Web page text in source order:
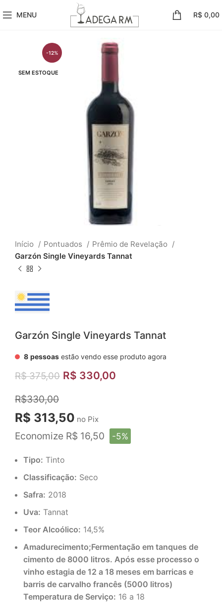
MENU R$ 0,00
-12%
SEM ESTOQUE
Início Pontuados
Prêmio de Revelação
Garzón Single Vineyards Tannat
Garzón Single Vineyards Tannat
8 pessoas estão vendo esse produto agora
R$375,00 R$ 330,00
R$330,00
R$ 313,50 no Pix
Economize R$ 16,50 -5%
Tipo: Tinto
Classificação: Seco
Safra: 2018
Uva: Tannat
Teor Alcoólico: 14,5%
Amadurecimento;Fermentação em tanques de
cimento de 8000 litros. Após esse processo o
vinho estagia de 12 a 18 meses em barricas e
barris de carvalho francês (5000 litros)
Temperatura de Serviço: 16 a 18